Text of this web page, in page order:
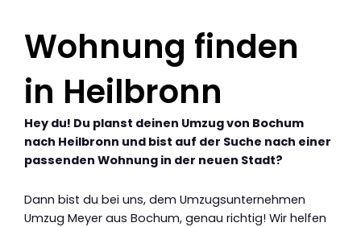
Wohnung finden
in Heilbronn
Hey du! Du planst deinen Umzug von Bochum
nach Heilbronn und bist auf der Suche nach einer
passenden Wohnung in der neuen Stadt?
Dann bist du bei uns, dem Umzugsunternehmen
Umzug Meyer aus Bochum, genau richtig! Wir helfen